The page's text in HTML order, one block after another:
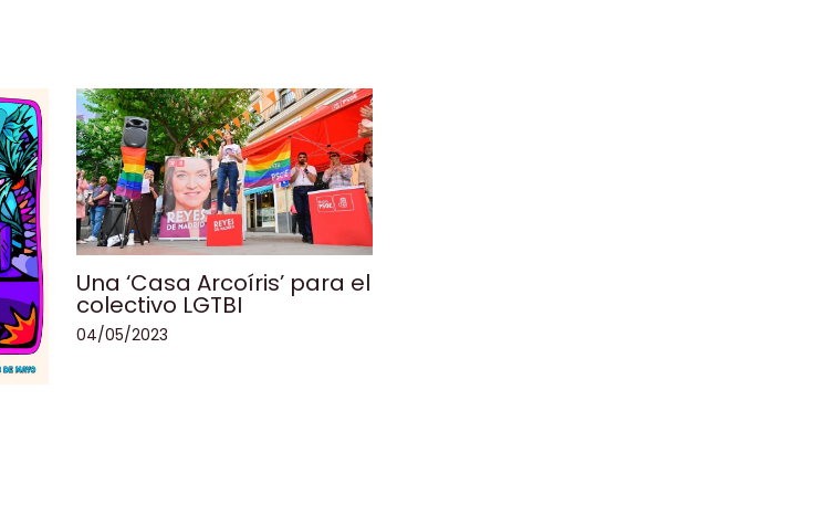
Una ‘Casa Arcoíris’ para el
colectivo LGTBI
04/05/2023